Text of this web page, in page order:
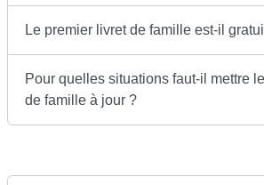
Le premier livret de famille est-il
Pour quelles situations faut-il mettre
de famille à jour ?